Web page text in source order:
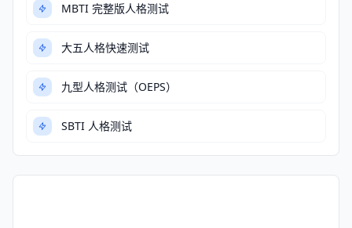
MBTI 完整版人格测试
大五人格快速测试
九型人格测试（OEPS）
SBTI 人格测试